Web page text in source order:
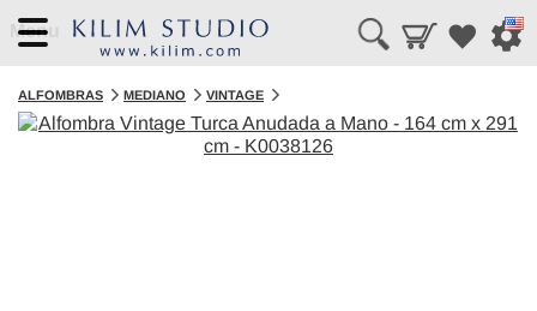
Menu
ALFOMBRAS MEDIANO VINTAGE